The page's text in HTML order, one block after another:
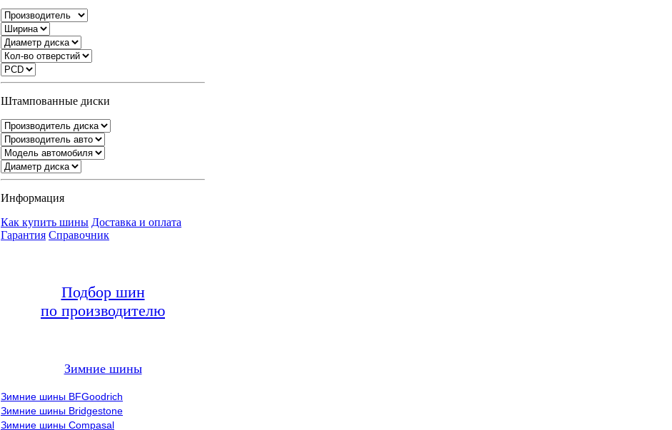
Штампованные диски
Информация
Как купить шины Доставка и оплата
Гарантия Справочник
Подбор шин
по производителю
Зимние шины
Зимние шины BFGoodrich
Зимние шины Bridgestone
Зимние шины Compasal